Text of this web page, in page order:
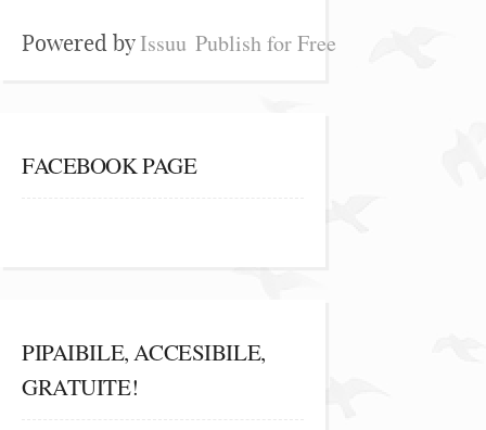
Powered byIssuu Publish for Free
FACEBOOK PAGE
PIPAIBILE, ACCESIBILE,
GRATUITE!